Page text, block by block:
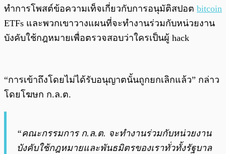
ทำการโพสต์ข้อความเท็จเกี่ยวกับการอนุมัติสปอต bitcoin
ETFs และพวกเขาวางแผนที่จะทำงานร่วมกับหน่วยงาน
บังคับใช้กฎหมายเพื่อตรวจสอบว่าใครเป็นผู้ hack
“การเข้าถึงโดยไม่ได้รับอนุญาตนั้นถูกยกเลิกแล้ว” กล่าว
โดยโฆษก ก.ล.ต.
“คณะกรรมการ ก.ล.ต. จะทำงานร่วมกับหน่วยงาน
บังคับใช้กฎหมายและพันธมิตรของเราทั่วทั้งรัฐบาล